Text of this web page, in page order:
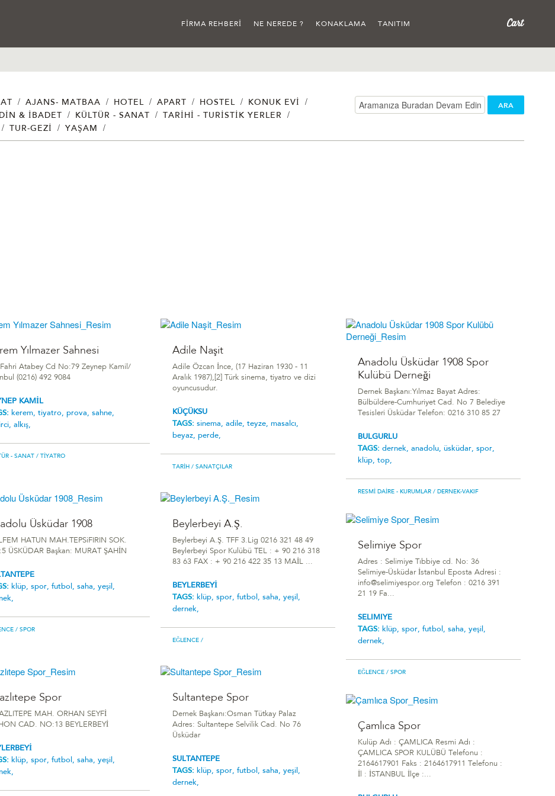
FIRMA REHBERI NE NEREDE ? KONAKLAMA TANITIM
/ AJANS- MATBAA / HOTEL / APART / HOSTEL / KONUK EVI /
DIN & İBADET / KÜLTÜR - SANAT / TARIHI - TURISTIK YERLER /
/ TUR-GEZI / YAŞAM /
ARA
Yılmazer Sahnesi
Atabey Cd No:79 Zeynep Kamil/
(0216) 492 9084
KAMİL
kerem, tiyatro, prova, sahne,
alkış,
- SANAT / TIYATRO
Adile Naşit
Adile Özcan İnce, (17 Haziran 1930 - 11
Aralık 1987),[2] Türk sinema, tiyatro ve dizi
oyuncusudur.
KÜÇÜKSU
TAGS: sinema, adile, teyze, masalcı,
beyaz, perde,
TARIH / SANATÇILAR
Anadolu Üsküdar 1908 Spor
Kulübü Derneği
Dernek Başkanı:Yılmaz Bayat Adres:
Bülbüldere-Cumhuriyet Cad. No 7 Belediye
Tesisleri Üsküdar Telefon: 0216 310 85 27
BULGURLU
TAGS: dernek, anadolu, üsküdar, spor,
klüp, top,
RESMI DAIRE - KURUMLAR / DERNEK-VAKIF
Üsküdar 1908
HATUN MAH.TEPSiFIRIN SOK.
ÜSKÜDAR Başkan: MURAT ŞAHİN
klüp, spor, futbol, saha, yeşil,
/ SPOR
Beylerbeyi A.Ş.
Beylerbeyi A.Ş. TFF 3.Lig 0216 321 48 49
Beylerbeyi Spor Kulübü TEL : + 90 216 318
83 63 FAX : + 90 216 422 35 13 MAİL ...
BEYLERBEYİ
TAGS: klüp, spor, futbol, saha, yeşil,
dernek,
EĞLENCE /
Selimiye Spor
Adres : Selimiye Tıbbiye cd. No: 36
Selimiye-Üsküdar İstanbul Eposta Adresi :
info@selimiyespor.org Telefon : 0216 391
21 19 Fa...
SELIMIYE
TAGS: klüp, spor, futbol, saha, yeşil,
dernek,
EĞLENCE / SPOR
Spor
MAH. ORHAN SEYFİ
CAD. NO:13 BEYLERBEYİ
klüp, spor, futbol, saha, yeşil,
Sultantepe Spor
Dernek Başkanı:Osman Tütkay Palaz
Adres: Sultantepe Selvilik Cad. No 76
Üsküdar
SULTANTEPE
TAGS: klüp, spor, futbol, saha, yeşil,
dernek,
Çamlıca Spor
Kulüp Adı : ÇAMLICA Resmi Adı :
ÇAMLICA SPOR KULÜBÜ Telefonu :
2164617901 Faks : 2164617911 Telefonu :
İl : İSTANBUL İlçe :...